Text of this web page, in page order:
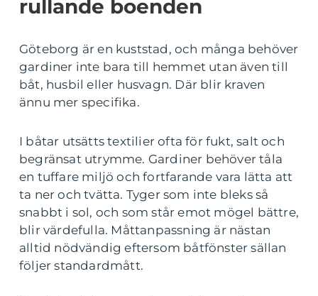
rullande boenden
Göteborg är en kuststad, och många behöver
gardiner inte bara till hemmet utan även till
båt, husbil eller husvagn. Där blir kraven
ännu mer specifika.
I båtar utsätts textilier ofta för fukt, salt och
begränsat utrymme. Gardiner behöver tåla
en tuffare miljö och fortfarande vara lätta att
ta ner och tvätta. Tyger som inte bleks så
snabbt i sol, och som står emot mögel bättre,
blir värdefulla. Måttanpassning är nästan
alltid nödvändig eftersom båtfönster sällan
följer standardmått.